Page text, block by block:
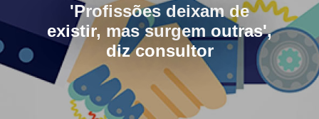
'Profissões deixam de
existir, mas surgem outras',
diz consultor